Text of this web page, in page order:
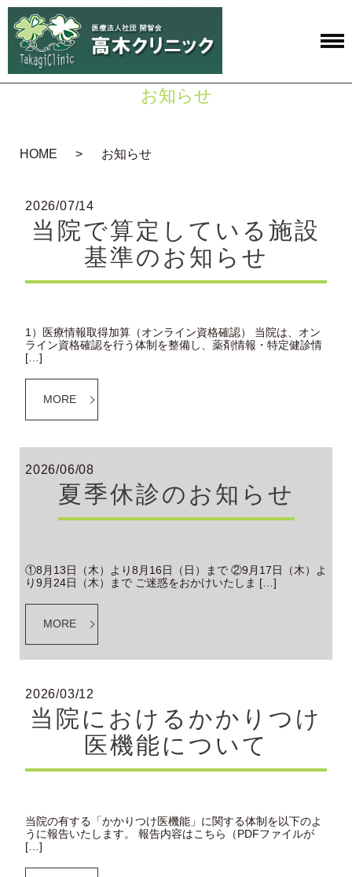
お知らせ
HOME お知らせ
2026/07/14
当院で算定している施設
基準のお知らせ
1）医療情報取得加算（オンライン資格確認） 当院は、オン
ライン資格確認を行う体制を整備し、薬剤情報・特定健診情
[…]
MORE
2026/06/08
夏季休診のお知らせ
①8月13日（木）より8月16日（日）まで ②9月17日（木）よ
り9月24日（木）まで ご迷惑をおかけいたしま […]
MORE
2026/03/12
当院におけるかかりつけ
医機能について
当院の有する「かかりつけ医機能」に関する体制を以下のよ
うに報告いたします。 報告内容はこちら（PDFファイルが
[…]